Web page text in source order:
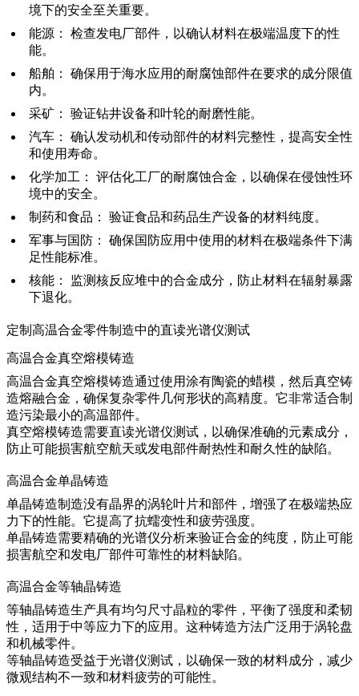
境下的安全至关重要。
能源 ：
检查发电厂部件，以确认材料在极端温度下的性
能。
船舶 ：
确保用于海水应用的耐腐蚀部件在要求的成分限值
内。
采矿 ：
验证钻井设备和叶轮的耐磨性能。
汽车 ：
确认发动机和传动部件的材料完整性，提高安全性
和使用寿命。
化学加工 ：
评估化工厂的耐腐蚀合金，以确保在侵蚀性环
境中的安全。
制药和食品 ：
验证食品和药品生产设备的材料纯度。
军事与国防 ：
确保国防应用中使用的材料在极端条件下满
足性能标准。
核能 ：
监测核反应堆中的合金成分，防止材料在辐射暴露
下退化。
定制高温合金零件制造中的直读光谱仪测试
高温合金真空熔模铸造
高温合金真空熔模铸造通过使用涂有陶瓷的蜡模，然后真空铸
造熔融合金，确保复杂零件几何形状的高精度。它非常适合制
造污染最小的高温部件。
真空熔模铸造需要直读光谱仪测试，以确保准确的元素成分，
防止可能损害航空航天或发电部件耐热性和耐久性的缺陷。
高温合金单晶铸造
单晶铸造制造没有晶界的涡轮叶片和部件，增强了在极端热应
力下的性能。它提高了抗蠕变性和疲劳强度。
单晶铸造需要精确的光谱仪分析来验证合金的纯度，防止可能
损害航空和发电厂部件可靠性的材料缺陷。
高温合金等轴晶铸造
等轴晶铸造生产具有均匀尺寸晶粒的零件，平衡了强度和柔韧
性，适用于中等应力下的应用。这种铸造方法广泛用于涡轮盘
和机械零件。
等轴晶铸造受益于光谱仪测试，以确保一致的材料成分，减少
微观结构不一致和材料疲劳的可能性。